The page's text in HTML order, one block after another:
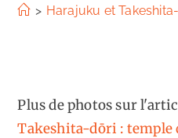
> Harajuku et
Plus de photos sur
Takeshita-dōri : temple